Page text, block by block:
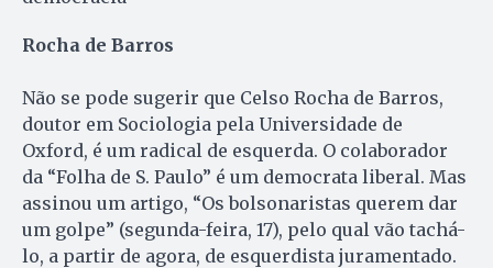
Rocha de Barros
Não se pode sugerir que Celso Rocha de Barros,
doutor em Sociologia pela Universidade de
Oxford, é um radical de esquerda. O colaborador
da “Folha de S. Paulo” é um democrata liberal. Mas
assinou um artigo, “Os bolsonaristas querem dar
um golpe” (segunda-feira, 17), pelo qual vão tachá-
lo, a partir de agora, de esquerdista juramentado.